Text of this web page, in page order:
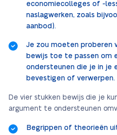
economiecolleges of -
naslagwerken, zoals
aanbod).
Je zou moeten proberen
bewijs toe te passen om
ondersteunen die je in je
bevestigen of verwerpen.
De vier stukken bewijs die je
argument te ondersteunen
Begrippen of theorieën